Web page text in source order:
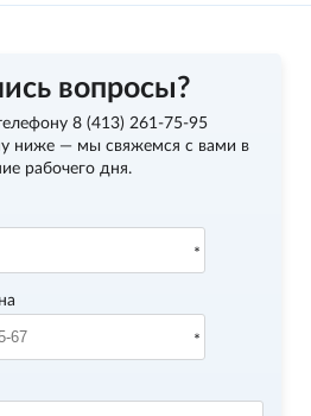
вопросы?
8 (413) 261-75-95
ниже — мы свяжемся с вами в
рабочего дня.